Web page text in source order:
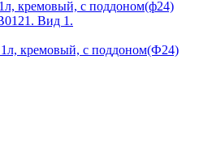
кремовый, с поддоном(Ф24)